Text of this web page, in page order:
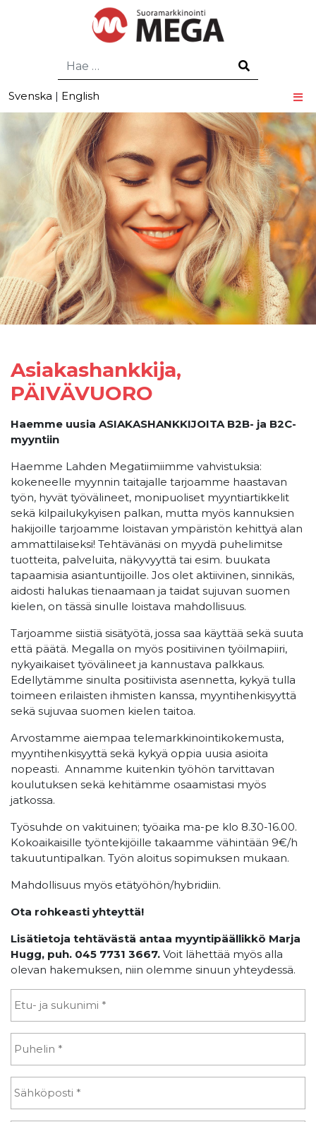
Hae
Svenska | English
Asiakashankkija,
PÄIVÄVUORO
Haemme uusia ASIAKASHANKKIJOITA B2B- ja B2C-
myyntiin
Haemme Lahden Megatiimiimme vahvistuksia:
kokeneelle myynnin taitajalle tarjoamme haastavan
työn, hyvät työvälineet, monipuoliset myyntiartikkelit
sekä kilpailukykyisen palkan, mutta myös kannuksien
hakijoille tarjoamme loistavan ympäristön kehittyä alan
ammattilaiseksi! Tehtävänäsi on myydä puhelimitse
tuotteita, palveluita, näkyvyyttä tai esim. buukata
tapaamisia asiantuntijoille. Jos olet aktiivinen, sinnikäs,
aidosti halukas tienaamaan ja taidat sujuvan suomen
kielen, on tässä sinulle loistava mahdollisuus.
Tarjoamme siistiä sisätyötä, jossa saa käyttää sekä suuta
että päätä. Megalla on myös positiivinen työilmapiiri,
nykyaikaiset työvälineet ja kannustava palkkaus.
Edellytämme sinulta positiivista asennetta, kykyä tulla
toimeen erilaisten ihmisten kanssa, myyntihenkisyyttä
sekä sujuvaa suomen kielen taitoa.
Arvostamme aiempaa telemarkkinointikokemusta,
myyntihenkisyyttä sekä kykyä oppia uusia asioita
nopeasti. Annamme kuitenkin työhön tarvittavan
koulutuksen sekä kehitämme osaamistasi myös
jatkossa.
Työsuhde on vakituinen; työaika ma-pe klo 8.30-16.00.
Kokoaikaisille työntekijöille takaamme vähintään 9€/h
takuutuntipalkan. Työn aloitus sopimuksen mukaan.
Mahdollisuus myös etätyöhön/hybridiin.
Ota rohkeasti yhteyttä!
Lisätietoja tehtävästä antaa myyntipäällikkö Marja
Hugg, puh. 045 7731 3667. Voit lähettää myös alla
olevan hakemuksen, niin olemme sinuun yhteydessä.